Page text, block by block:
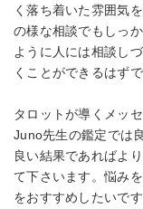
く落ち着いた雰囲気
の様な相談でもしっ
ように人には相談し
くことができるはずで
タロットが導くメッ
Juno先生の鑑定では
良い結果であればよ
て下さいます。悩み
をおすすめしたいで